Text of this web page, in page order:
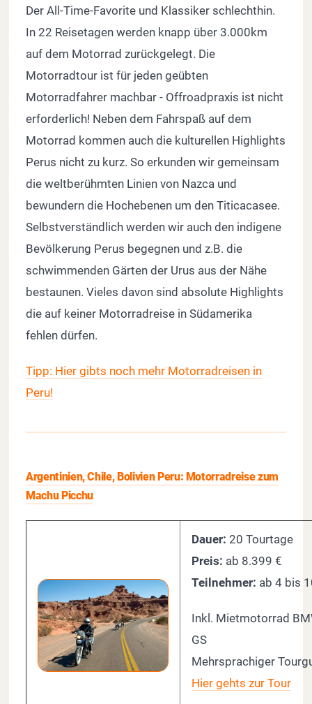
Der All-Time-Favorite und Klassiker schlechthin.
In 22 Reisetagen werden knapp über 3.000km
auf dem Motorrad zurückgelegt. Die
Motorradtour ist für jeden geübten
Motorradfahrer machbar - Offroadpraxis ist nicht
erforderlich! Neben dem Fahrspaß auf dem
Motorrad kommen auch die kulturellen Highlights
Perus nicht zu kurz. So erkunden wir gemeinsam
die weltberühmten Linien von Nazca und
bewundern die Hochebenen um den Titicacasee.
Selbstverständlich werden wir auch den indigene
Bevölkerung Perus begegnen und z.B. die
schwimmenden Gärten der Urus aus der Nähe
bestaunen. Vieles davon sind absolute Highlights
die auf keiner Motorradreise in Südamerika
fehlen dürfen.
Tipp: Hier gibts noch mehr Motorradreisen in
Peru!
Argentinien, Chile, Bolivien Peru: Motorradreise zum
Machu Picchu
Dauer: 20 Tourtage
Preis: ab 8.399 €
Teilnehmer: ab 4 bis
Inkl. Mietmotorrad
GS
Mehrsprachiger
Hier gehts zur Tour